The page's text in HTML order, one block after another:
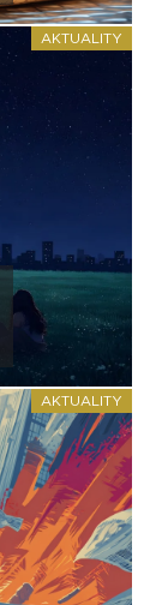
AKTUALITY
AKTUALITY